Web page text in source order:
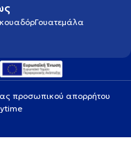
Γουατεμάλα
προσωπικού απορρήτου